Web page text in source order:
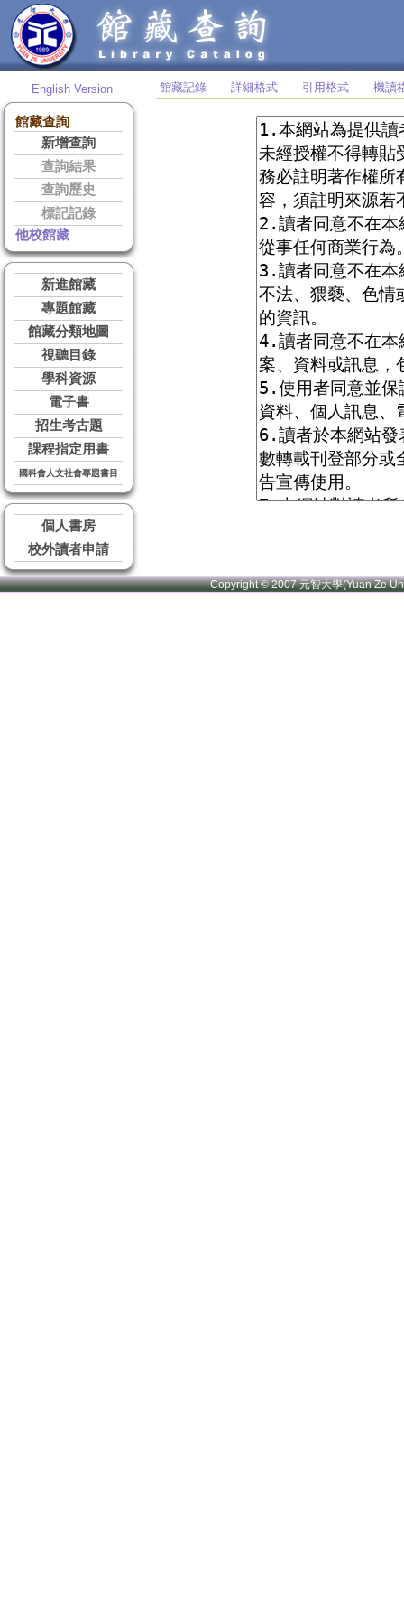
English Version
館藏查詢
新增查詢
查詢結果
查詢歷史
標記記錄
他校館藏
新進館藏
專題館藏
館藏分類地圖
視聽目錄
學科資源
電子書
招生考古題
課程指定用書
國科會人文社會專題書目
個人書房
校外讀者申請
館藏記錄 ‧ 詳細格式 ‧ 引用格式 ‧ 機讀
Copyright © 2007 元智大學(Yuan Ze